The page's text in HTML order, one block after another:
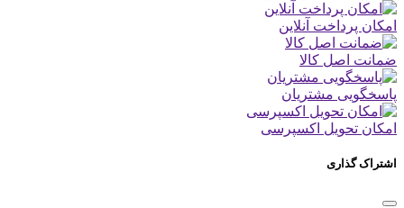
امکان پرداخت آنلاین
ضمانت اصل کالا
پاسخگویی مشتریان
امکان تحویل اکسپرسی
اشتراک گذاری